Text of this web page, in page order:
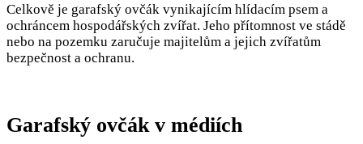
Celkově je garafský ovčák vynikajícím hlídacím psem a
ochráncem hospodářských zvířat. Jeho přítomnost ve stádě
nebo na pozemku zaručuje majitelům a jejich zvířatům
bezpečnost a ochranu.
Garafský ovčák v médiích